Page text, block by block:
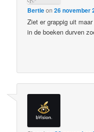
Bertieon26 november
Ziet er grappig uit
in de boeken durven